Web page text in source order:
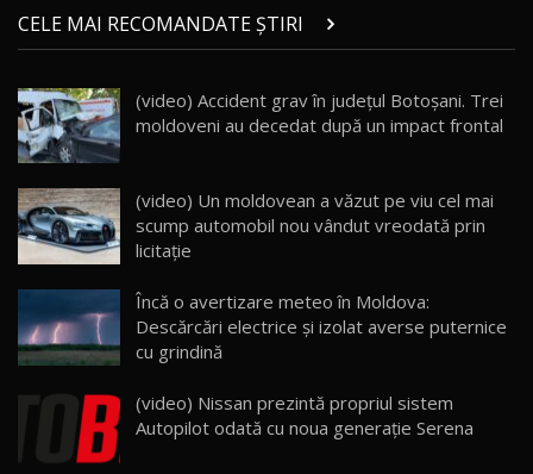
21
Micul BYD Dolphin Surf / Test Drive
AutoBlog.MD
16:59
22
Noua Mazda 6e / Test Drive AutoBlog.MD
26:59
23
Lynk & Co 01 / Test Drive AutoBlog.MD
25:19
ZEEKR 009: Cel mai Performant și Confortabil
Van Electric Testat în Moldova / AutoBlog.MD
26:38
mai Exclusiv și Puternic Defender Testat în
Moldova
32:21
CELE MAI RECOMANDATE ȘTIRI
(video) Accident grav în județul Botoșani. Trei
moldoveni au decedat după un impact frontal
(video) Un moldovean a văzut pe viu cel mai
scump automobil nou vândut vreodată prin
licitație
Încă o avertizare meteo în Moldova:
Descărcări electrice și izolat averse puternice
cu grindină
(video) Nissan prezintă propriul sistem
Autopilot odată cu noua generaţie Serena